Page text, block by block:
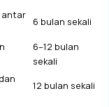
antar
6 bulan sekali
6–12 bulan
sekali
12 bulan sekali